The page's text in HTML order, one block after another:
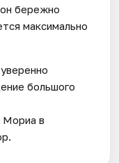
бережно
максимально
большого
Мориа в